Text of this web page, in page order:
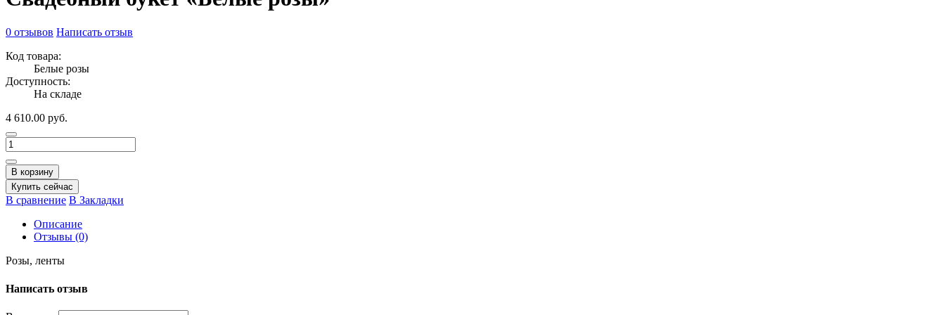
0 отзывов Написать отзыв
Код товара:
Белые розы
Доступность:
На складе
4 610.00 руб.
В корзину
Купить сейчас
В сравнение В Закладки
Описание
Отзывы (0)
Розы, ленты
Написать отзыв